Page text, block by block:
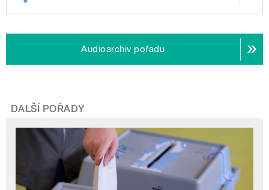
Audioarchiv pořadu
DALŠÍ POŘADY